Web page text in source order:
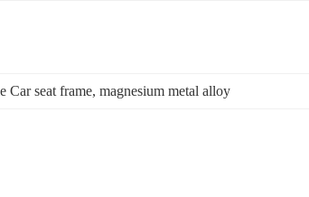
Car seat frame, magnesium metal alloy